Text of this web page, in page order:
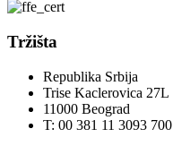
Tržišta
Republika Srbija
Trise Kaclerovica 27L
11000 Beograd
T: 00 381 11 3093 700